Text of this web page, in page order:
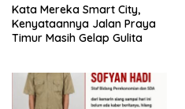
Kata Mereka Smart City,
Kenyataannya Jalan Praya
Timur Masih Gelap Gulita